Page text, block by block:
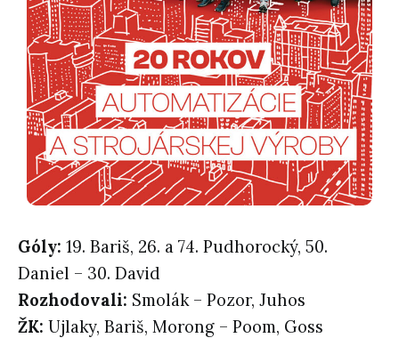
Góly: 19. Bariš, 26. a 74. Pudhorocký, 50.
Daniel – 30. David
Rozhodovali: Smolák – Pozor, Juhos
ŽK: Ujlaky, Bariš, Morong – Poom, Goss